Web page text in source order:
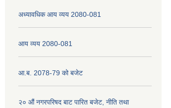
अध्यावधिक आय व्यय 2080-081
आय व्यय 2080-081
आ.ब. 2078-79 को बजेट
२० औं नगरपरिषद बाट पारित बजेट, नीति तथा